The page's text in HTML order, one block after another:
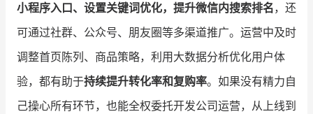
小程序入口、设置关键词优化，提升微信内搜索排名，还
可通过社群、公众号、朋友圈等多渠道推广。运营中及时
调整首页陈列、商品策略，利用大数据分析优化用户体
验，都有助于持续提升转化率和复购率。如果没有精力自
己操心所有环节，也能全权委托开发公司运营，从上线到